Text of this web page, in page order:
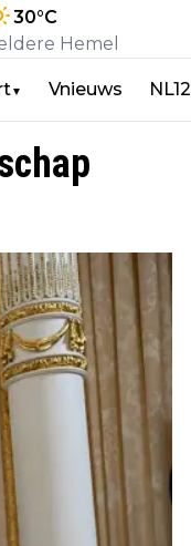
30°C
Hemel
▼ Vnieuws NL12